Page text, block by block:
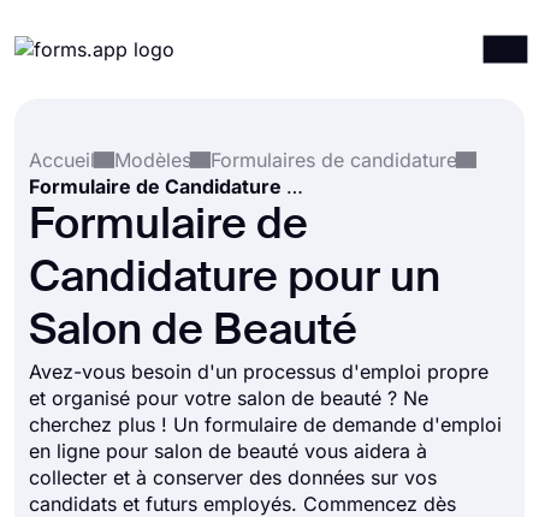
Intégrations
Modèles
Ressources
Accueil
Modèles
Formulaires de candidature
Formulaire de Candidature pour un Salon de Beauté
Formulaire de
Candidature pour un
Salon de Beauté
Avez-vous besoin d'un processus d'emploi propre
et organisé pour votre salon de beauté ? Ne
cherchez plus ! Un formulaire de demande d'emploi
en ligne pour salon de beauté vous aidera à
collecter et à conserver des données sur vos
candidats et futurs employés. Commencez dès